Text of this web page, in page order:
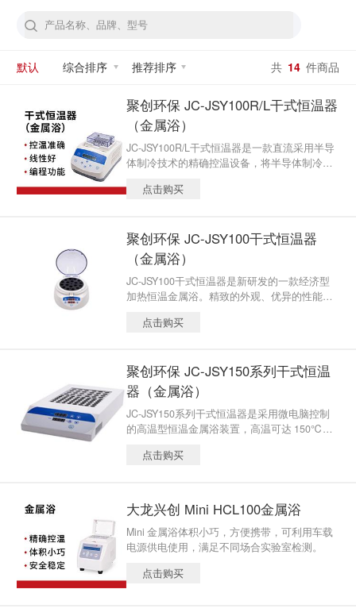
默认 综合排序 推荐排序 共 14 件商品
聚创环保 JC-JSY100R/L干式恒温器
（金属浴）
JC-JSY100R/L干式恒温器是一款直流采用半导
体制冷技术的精确控温设备，将半导体制冷、
时间。是样品孵化、催化、保存等反应过程理
求。
点击购买
聚创环保 JC-JSY100干式恒温器
（金属浴）
JC-JSY100干式恒温器是新研发的一款经济型
加热恒温金属浴。精致的外观、优异的性能以
热模块，控温精度高，制样平行性好，广泛应
点击购买
聚创环保 JC-JSY150系列干式恒温
器（金属浴）
JC-JSY150系列干式恒温器是采用微电脑控制
的高温型恒温金属浴装置，高温可达 150℃，
泛应用于样品的保存和反应、DNA 扩增和电泳
点击购买
大龙兴创 Mini HCL100金属浴
Mini 金属浴体积小巧，方便携带，可利用车载
电源供电使用，满足不同场合实验室检测。
点击购买